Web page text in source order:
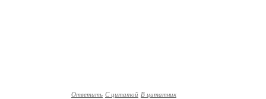
Ответить С цитатой В цитатник